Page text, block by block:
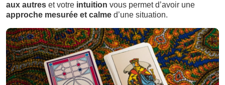
aux autres et votre intuition vous permet d’avoir une
approche mesurée et calme d’une situation.